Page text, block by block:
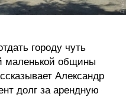
городу чуть
маленькой общины
Александр
долг за арендную